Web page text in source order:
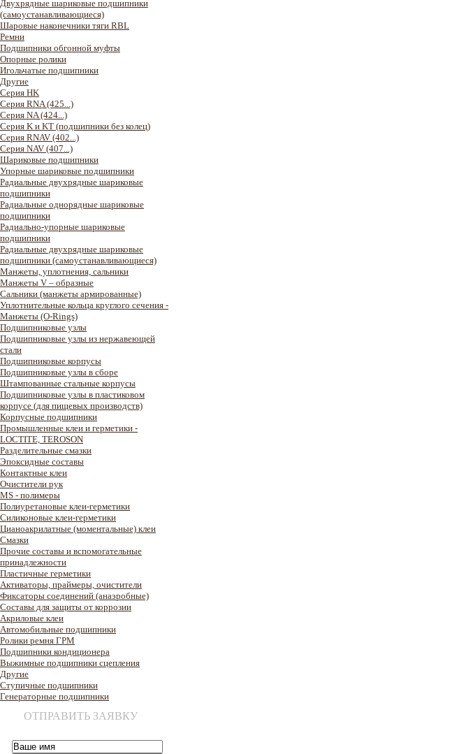
Двухрядные шариковые подшипники
(самоустанавливающиеся)
Шаровые наконечники тяги RBL
Ремни
Подшипники обгонной муфты
Опорные ролики
Игольчатые подшипники
Другие
Серия HK
Серия RNA (425...)
Серия NA (424...)
Серия K и KT (подшипники без колец)
Серия RNAV (402...)
Серия NAV (407...)
Шариковые подшипники
Упорные шариковые подшипники
Радиальные двухрядные шариковые
подшипники
Радиальные однорядные шариковые
подшипники
Радиально-упорные шариковые
подшипники
Радиальные двухрядные шариковые
подшипники (самоустанавливающиеся)
Манжеты, уплотнения, сальники
Манжеты V – образные
Сальники (манжеты армированные)
Уплотнительные кольца круглого сечения -
Манжеты (O-Rings)
Подшипниковые узлы
Подшипниковые узлы из нержавеющей
стали
Подшипниковые корпусы
Подшипниковые узлы в сборе
Штампованные стальные корпусы
Подшипниковые узлы в пластиковом
корпусе (для пищевых производств)
Корпусные подшипники
Промышленные клеи и герметики -
LOCTITE, TEROSON
Разделительные смазки
Эпоксидные составы
Контактные клеи
Очистители рук
MS - полимеры
Полиуретановые клеи-герметики
Силиконовые клеи-герметики
Цианоакрилатные (моментальные) клеи
Смазки
Прочие составы и вспомогательные
принадлежности
Пластичные герметики
Активаторы, праймеры, очистители
Фиксаторы соединений (анаэробные)
Составы для защиты от коррозии
Акриловые клеи
Автомобильные подшипники
Ролики ремня ГРМ
Подшипники кондиционера
Выжимные подшипники сцепления
Другие
Ступичные подшипники
Генераторные подшипники
ОТПРАВИТЬ ЗАЯВКУ